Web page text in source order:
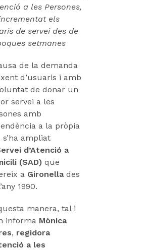
a les Persones,
els
de servei des de
setmanes
de la demanda
d’usuaris i amb
de donar un
servei a les
amb
a la pròpia
s’ha ampliat
d’Atenció a
(SAD)que
a Gironellades
1990.
manera, tal i
informa Mònica
, regidora
a les